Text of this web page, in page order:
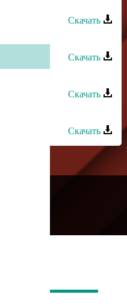
Скачать
Скачать
Скачать
Скачать